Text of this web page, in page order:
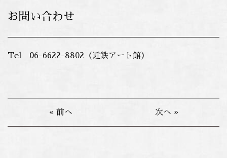
お問い合わせ
Tel 06-6622-8802（近鉄アート館）
« 前へ 次へ »